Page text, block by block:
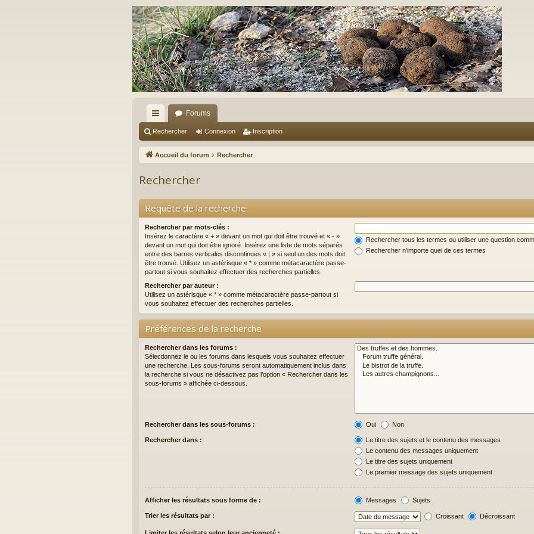
ac
co
ci
Forums
Rechercher Connexion Inscription
Accueil du forum Rechercher
Rechercher
Requête de la recherche
Rechercher par mots-clés :
Insérez le caractère « + » devant un mot qui doit être trouvé et « - »
devant un mot qui doit être ignoré. Insérez une liste de mots séparés
entre des barres verticales discontinues « | » si seul un des mots doit
être trouvé. Utilisez un astérisque « * » comme métacaractère passe-
partout si vous souhaitez effectuer des recherches partielles.
Rechercher tous les termes ou utiliser une question
Rechercher n’importe quel de ces termes
Rechercher par auteur :
Utilisez un astérisque « * » comme métacaractère passe-partout si
vous souhaitez effectuer des recherches partielles.
Préférences de la recherche
Rechercher dans les forums :
Sélectionnez le ou les forums dans lesquels vous souhaitez effectuer
une recherche. Les sous-forums seront automatiquement inclus dans
la recherche si vous ne désactivez pas l’option « Rechercher dans les
sous-forums » affichée ci-dessous.
Rechercher dans les sous-forums : Oui Non
Rechercher dans :
Le titre des sujets et le contenu des messages
Le contenu des messages uniquement
Le titre des sujets uniquement
Le premier message des sujets uniquement
Afficher les résultats sous forme de : Messages Sujets
Trier les résultats par : Croissant Décroissant